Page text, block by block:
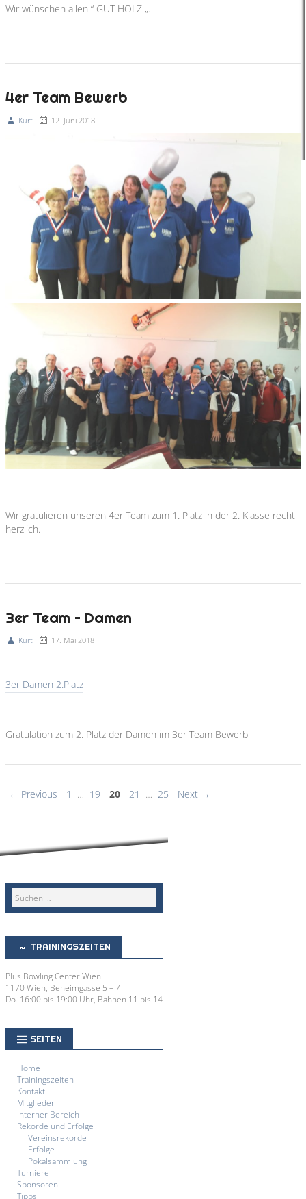
Wir wünschen allen “ GUT HOLZ „.
4er Team Bewerb
Kurt 12. Juni 2018
Wir gratulieren unseren 4er Team zum 1. Platz in der 2. Klasse recht
herzlich.
3er Team – Damen
Kurt 17. Mai 2018
3er Damen 2.Platz
Gratulation zum 2. Platz der Damen im 3er Team Bewerb
← Previous 1 … 19 20 21 … 25 Next →
TRAININGSZEITEN
Plus Bowling Center Wien
1170 Wien, Beheimgasse 5 – 7
Do. 16:00 bis 19:00 Uhr, Bahnen 11 bis 14
SEITEN
Home
Trainingszeiten
Kontakt
Mitglieder
Interner Bereich
Rekorde und Erfolge
Vereinsrekorde
Erfolge
Pokalsammlung
Turniere
Sponsoren
Tipps